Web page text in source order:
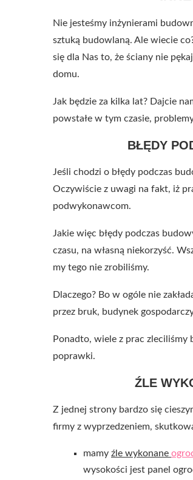
Nie jesteśmy inżynierami
sztuką budowlaną. Ale wiecie
się dla Nas to, że ściany nie
domu.
Jak będzie za kilka lat? Dajcie
powstałe w tym czasie,
BŁĘDY
Jeśli chodzi o błędy podczas
Oczywiście z uwagi na fakt, iż
podwykonawcom.
Jakie więc błędy podczas
czasu, na własną niekorzyść.
my tego nie zrobiliśmy.
Dlaczego? Bo w ogóle nie
przez bruk, budynek
Ponadto, wiele z prac zleciliśmy
poprawki.
ŹLE
Z jednej strony bardzo się
firmy z wyprzedzeniem,
mamy źle wykonane
wysokości jest panel